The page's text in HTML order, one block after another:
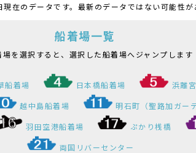
在のデータです。最新のデータではない可能性が
船着場一覧
場を選択すると、選択した船着場へジャンプします
船着場 日本橋船着場 浜離
越中島船着場 明石町（聖路加ガー
羽田空港船着場 ぷかり桟橋
両国リバーセンター